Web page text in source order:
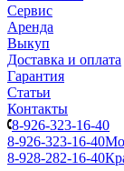
Сервис
Аренда
Выкуп
Доставка и оплата
Гарантия
Статьи
Контакты
8-926-323-16-40
8-926-323-16-40
8-928-282-16-40